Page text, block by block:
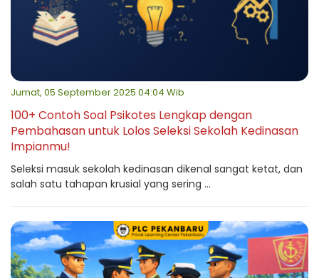
Jumat, 05 September 2025 04:04 Wib
100+ Contoh Soal Psikotes Lengkap dengan
Pembahasan untuk Lolos Seleksi Sekolah Kedinasan
Impianmu!
Seleksi masuk sekolah kedinasan dikenal sangat ketat, dan
salah satu tahapan krusial yang sering ...